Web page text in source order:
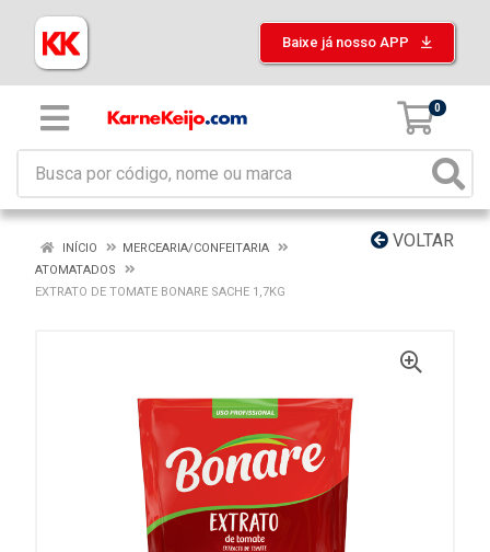
Baixe já nosso APP
0
VOLTAR
INÍCIO
MERCEARIA/CONFEITARIA
ATOMATADOS
EXTRATO DE TOMATE BONARE SACHE 1,7KG